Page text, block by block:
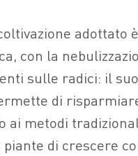
adottato
con la
sulle radici: il
di
ai metodi
di crescere